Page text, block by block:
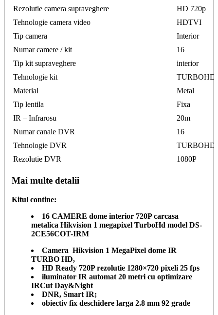
Rezolutie camera supraveghere
HD 720p
Tehnologie camera video
HDTVI
Tip camera
Interior
Numar camere / kit
16
Tip kit supraveghere
interior
Tehnologie kit
TURBOHD
Material
Metal
Tip lentila
Fixa
IR – Infrarosu
20m
Numar canale DVR
16
Tehnologie DVR
TURBOHD
Rezolutie DVR
1080P
Mai multe detalii
Kitul contine:
16 CAMERE dome interior 720P carcasa
metalica Hikvision 1 megapixel TurboHd model DS-
2CE56COT-IRM
Camera Hikvision 1 MegaPixel dome IR
TURBO HD,
HD Ready 720P rezolutie 1280×720 pixeli 25 fps
iluminator IR automat 20 metri cu optimizare
IRCut Day&Night
DNR, Smart IR;
obiectiv fix deschidere larga 2.8 mm 92 grade